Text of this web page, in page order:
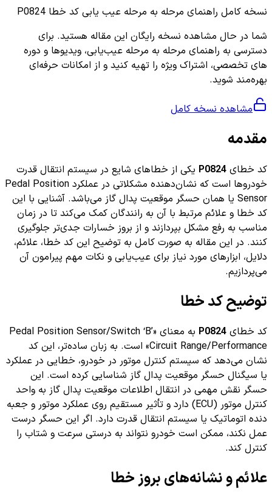
نسخه کامل راهنمای مرحله به مرحله عیب یابی کد خطا P0824
شما در حال مشاهده نسخه رایگان این مقاله هستید. برای
دسترسی به راهنمای مرحله به مرحله عیب‌یابی، ویدیوها و دوره
های تخصصی، اشتراک ویژه را تهیه کنید و از امکانات حرفه‌ای
بهره‌مند شوید.
مشاهده نسخه کامل
مقدمه
کد خطای P0824 یکی از خطاهای شایع در سیستم انتقال قدرت
خودروها است که نشان‌دهنده مشکلاتی در عملکرد Pedal Position
Sensor یا همان حسگر موقعیت پدال گاز می‌باشد. آشنایی با این
کد خطا و علائم مرتبط با آن به رانندگان کمک می‌کند تا در زمان
مناسب به رفع مشکل بپردازند و از بروز خسارات جدی‌تر جلوگیری
کنند. در این مقاله به صورت کامل به توضیح این کد خطا، علائم،
دلایل، ابزارهای مورد نیاز برای عیب‌یابی و نکات مهم پیرامون آن
می‌پردازیم.
توضیح کد خطا
کد خطای P0824
به معنای «Pedal Position Sensor/Switch ‘B’
Circuit Range/Performance» است. به زبان ساده‌تر، این کد
نشان می‌دهد که سیستم کنترل موتور در خودرو، خطایی در عملکرد
یا سیگنال حسگر موقعیت پدال گاز شناسایی کرده است. این
حسگر نقش مهمی در انتقال اطلاعات موقعیت پدال گاز به واحد
کنترل موتور (ECU) دارد و تأثیر مستقیم روی عملکرد موتور و جعبه
دنده اتوماتیک یا سیستم انتقال قدرت دارد. اگر این حسگر درست
عمل نکند، ممکن است خودرو نتواند به درستی سرعت و شتاب را
کنترل کند.
علائم و نشانه‌های بروز خطا